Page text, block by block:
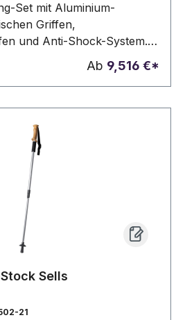
Set mit Aluminium-
Griffen,
und Anti-Shock-System.
zusammen mit
Ab 9,516 €*
Sells
21